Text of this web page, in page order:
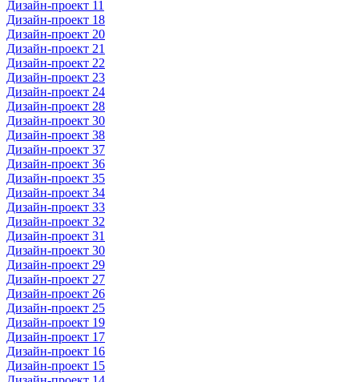
Дизайн-проект 11
Дизайн-проект 18
Дизайн-проект 20
Дизайн-проект 21
Дизайн-проект 22
Дизайн-проект 23
Дизайн-проект 24
Дизайн-проект 28
Дизайн-проект 30
Дизайн-проект 38
Дизайн-проект 37
Дизайн-проект 36
Дизайн-проект 35
Дизайн-проект 34
Дизайн-проект 33
Дизайн-проект 32
Дизайн-проект 31
Дизайн-проект 30
Дизайн-проект 29
Дизайн-проект 27
Дизайн-проект 26
Дизайн-проект 25
Дизайн-проект 19
Дизайн-проект 17
Дизайн-проект 16
Дизайн-проект 15